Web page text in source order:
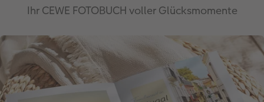
Ihr CEWE FOTOBUCH voller Glücksmomente